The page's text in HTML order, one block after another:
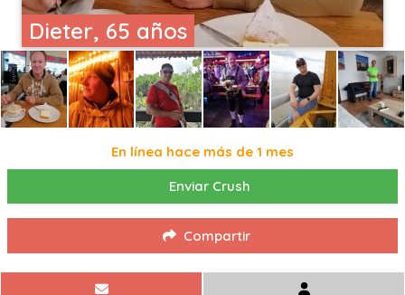
Dieter, 65 años
En línea hace más de 1 mes
Enviar Crush
Compartir